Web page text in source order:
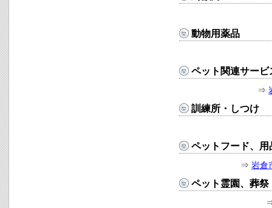
動物用薬品
ペット関連サービ
⇒
訓練所・しつけ
ペットフード、用
⇒ 岩倉
ペット霊園、葬祭